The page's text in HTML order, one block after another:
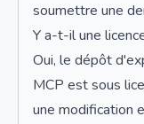
soumettre une
Y a-t-il une
Oui, le dépôt
MCP est sous
une modification